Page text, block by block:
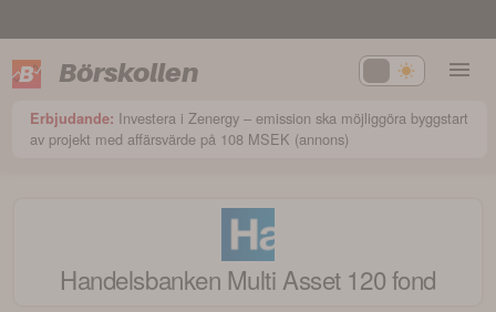
Börskollen
Erbjudande: Investera i Zenergy – emission ska möjliggöra byggstart
av projekt med affärsvärde på 108 MSEK (annons)
Handelsbanken Multi Asset 120fond